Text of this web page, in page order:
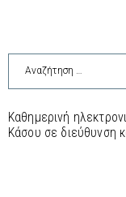
Καθημερινή
Κάσου σε διεύθυνση